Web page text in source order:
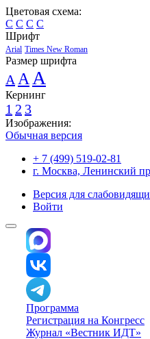
Цветовая схема:
C C C C
Шрифт
Arial Times New Roman
Размер шрифта
A A A
Кернинг
1 2 3
Изображения:
Обычная версия
+ 7 (499) 519-02-81
г. Москва, Ленинский
Версия для
Войти
Программа
Регистрация на Конгресс
Журнал «Вестник ИДТ»